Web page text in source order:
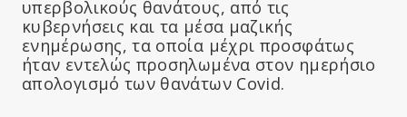
υπερβολικούς θανάτους, από τις
κυβερνήσεις και τα μέσα μαζικής
ενημέρωσης, τα οποία μέχρι προσφάτως
ήταν εντελώς προσηλωμένα στον ημερήσιο
απολογισμό των θανάτων Covid.